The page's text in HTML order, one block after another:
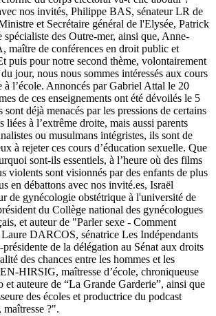
nos invités, Philippe BAS, sénateur LR de
et Secrétaire général de l'Elysée, Patrick
des Outre-mer, ainsi que, Anne-
maître de conférences en droit public et
puis pour notre second thème, volontairement
jour, nous nous sommes intéressés aux cours
à l’école. Annoncés par Gabriel Attal le 20
de ces enseignements ont été dévoilés le 5
déjà menacés par les pressions de certains
liées à l’extrême droite, mais aussi parents
ou musulmans intégristes, ils sont de
à rejeter ces cours d’éducation sexuelle. Que
sont-ils essentiels, à l’heure où des films
violents sont visionnés par des enfants de plus
en débattons avec nos invité.es, Israël
de gynécologie obstétrique à l'université de
du Collège national des gynécologues
et auteur de "Parler sexe - Comment
DARCOS, sénatrice Les Indépendants
présidente de la délégation au Sénat aux droits
des chances entre les hommes et les
HIRSIG, maîtresse d’école, chroniqueuse
et auteure de “La Grande Garderie”, ainsi que
des écoles et productrice du podcast
maîtresse ?".